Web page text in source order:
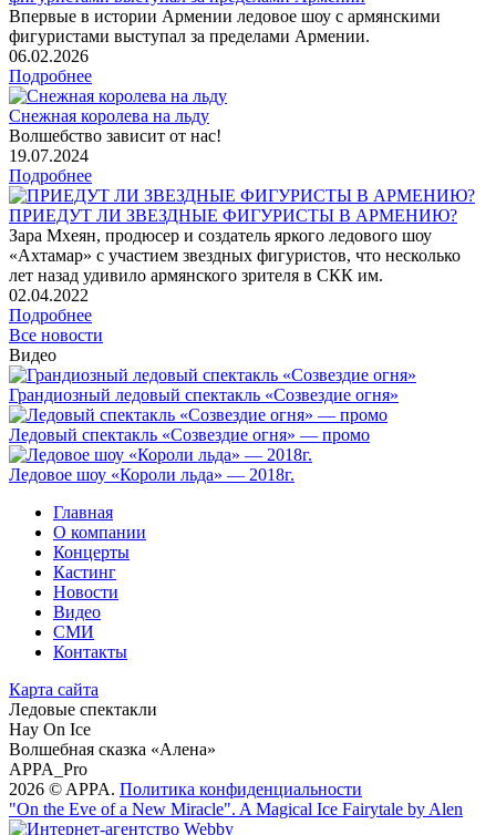
Впервые в истории Армении ледовое шоу с армянскими
фигуристами выступал за пределами Армении.
06.02.2026
Подробнее
Снежная королева на льду
Волшебство зависит от нас!
19.07.2024
Подробнее
ПРИЕДУТ ЛИ ЗВЕЗДНЫЕ ФИГУРИСТЫ В АРМЕНИЮ?
Зара Мхеян, продюсер и создатель яркого ледового шоу
«Ахтамар» с участием звездных фигуристов, что несколько
лет назад удивило армянского зрителя в СКК им.
02.04.2022
Подробнее
Все новости
Видео
Грандиозный ледовый спектакль «Созвездие огня»
Ледовый спектакль «Созвездие огня» — промо
Ледовое шоу «Короли льда» — 2018г.
Главная
О компании
Концерты
Кастинг
Новости
Видео
СМИ
Контакты
Карта сайта
Ледовые спектакли
Hay On Ice
Волшебная сказка «Алена»
APPA_Pro
2026 © APPA. Политика конфиденциальности
"On the Eve of a New Miracle". A Magical Ice Fairytale by Alen